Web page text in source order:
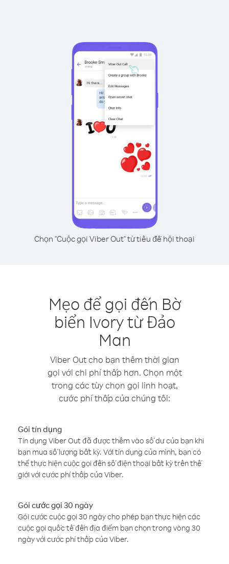
Chọn "Cuộc gọi Viber Out" từ tiêu đề hội thoại
Mẹo để gọi đến Bờ
biển Ivory từ Đảo
Man
Viber Out cho bạn thêm thời gian
gọi với chi phí thấp hơn. Chọn một
trong các tùy chọn gọi linh hoạt,
cước phí thấp của chúng tôi:
Gói tín dụng
Tín dụng Viber Out đã được thêm vào số dư của bạn khi
bạn mua số lượng bất kỳ. Với tín dụng của mình, bạn có
thể thực hiện cuộc gọi đến số điện thoại bất kỳ trên thế
giới với cước phí thấp của Viber.
Gói cước gọi 30 ngày
Gói cước cuộc gọi 30 ngày cho phép bạn thực hiện các
cuộc gọi quốc tế đến địa điểm bạn chọn trong vòng 30
ngày với cước phí thấp của Viber.